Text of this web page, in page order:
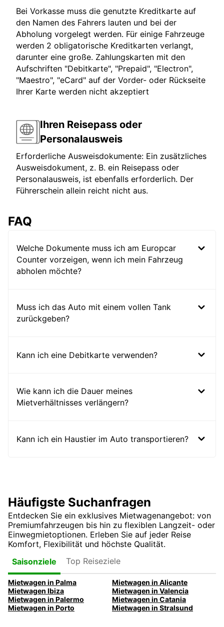
Bei Vorkasse muss die genutzte Kreditkarte auf
den Namen des Fahrers lauten und bei der
Abholung vorgelegt werden. Für einige Fahrzeuge
werden 2 obligatorische Kreditkarten verlangt,
darunter eine große. Zahlungskarten mit den
Aufschriften "Debitkarte", "Prepaid", "Electron",
"Maestro", "eCard" auf der Vorder- oder Rückseite
Ihrer Karte werden nicht akzeptiert
Ihren Reisepass oder
Personalausweis
Erforderliche Ausweisdokumente: Ein zusätzliches
Ausweisdokument, z. B. ein Reisepass oder
Personalausweis, ist ebenfalls erforderlich. Der
Führerschein allein reicht nicht aus.
FAQ
Welche Dokumente muss ich am Europcar
Counter vorzeigen, wenn ich mein Fahrzeug
abholen möchte?
Muss ich das Auto mit einem vollen Tank
zurückgeben?
Kann ich eine Debitkarte verwenden?
Wie kann ich die Dauer meines
Mietverhältnisses verlängern?
Kann ich ein Haustier im Auto transportieren?
Häufigste Suchanfragen
Entdecken Sie ein exklusives Mietwagenangebot: von
Premiumfahrzeugen bis hin zu flexiblen Langzeit- oder
Einwegmietoptionen. Erleben Sie auf jeder Reise
Komfort, Flexibilität und höchste Qualität.
Saisonziele
Top Reiseziele
Mietwagen in Palma
Mietwagen in Alicante
Mietwagen Ibiza
Mietwagen in Valencia
Mietwagen in Palermo
Mietwagen in Catania
Mietwagen in Porto
Mietwagen in Stralsund